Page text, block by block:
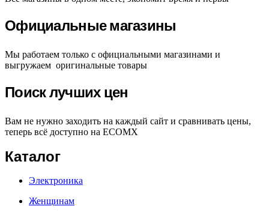
Официальные магазины
Мы работаем только с официальными магазинами и
выгружаем оригинальные товары
Поиск лучших цен
Вам не нужно заходить на каждый сайт и сравнивать цены,
теперь всё доступно на ECOMX
Каталог
Электроника
Женщинам